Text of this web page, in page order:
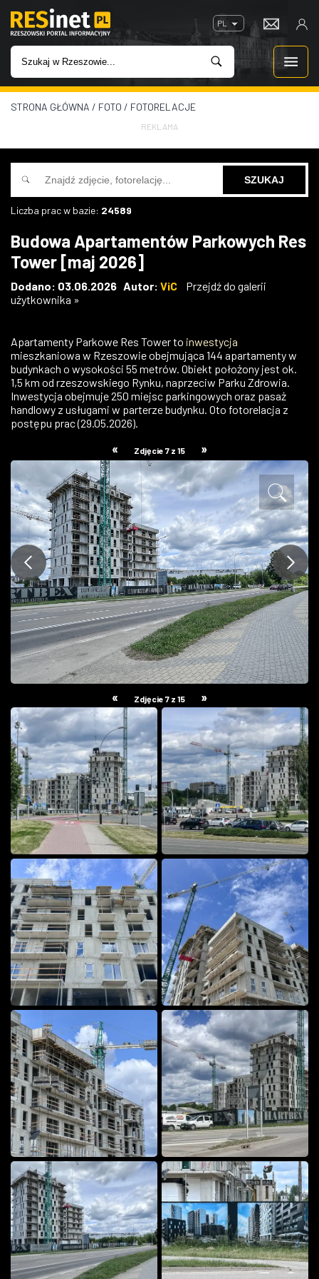
PL
WIADOMOŚCI
INWESTYCJE
IMPREZY
W KINACH
GASTRONOMIA
ZDJĘCIA
W RZESZOWIE
STRONA GŁÓWNA / FOTO / FOTORELACJE
REKLAMA
Liczba prac w bazie: 24589
Budowa Apartamentów Parkowych Res
Tower [maj 2026]
Dodano: 03.06.2026 Autor: ViC
Przejdź do galerii
użytkownika »
Apartamenty Parkowe Res Tower to inwestycja
mieszkaniowa w Rzeszowie obejmująca 144 apartamenty w
budynkach o wysokości 55 metrów. Obiekt położony jest ok.
1,5 km od rzeszowskiego Rynku, naprzeciw Parku Zdrowia.
Inwestycja obejmuje 250 miejsc parkingowych oraz pasaż
handlowy z usługami w parterze budynku. Oto fotorelacja z
postępu prac (29.05.2026).
« Zdjęcie 7 z 15 »
« Zdjęcie 7 z 15 »